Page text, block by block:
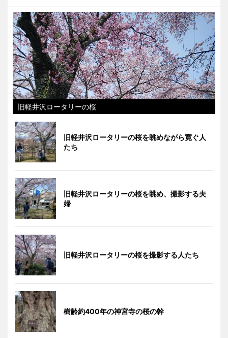
旧軽井沢ロータリーの桜
旧軽井沢ロータリーの桜を眺めながら寛ぐ人
たち
旧軽井沢ロータリーの桜を眺め、撮影する夫
婦
旧軽井沢ロータリーの桜を撮影する人たち
樹齢約400年の神宮寺の桜の幹